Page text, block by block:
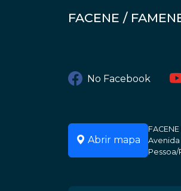
FACENE /
No Facebook
Abrir mapa
Avenida
Pessoa/